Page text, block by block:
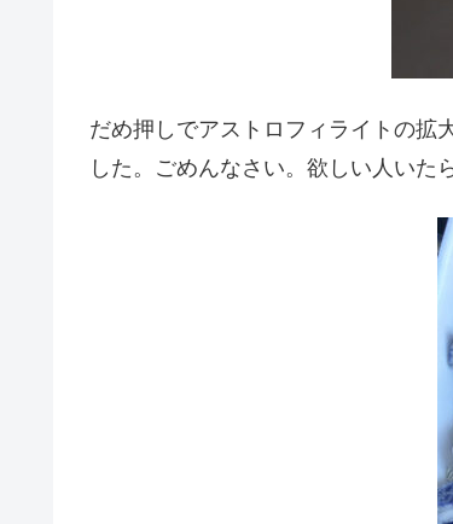
だめ押しでアストロフィライトの拡
した。ごめんなさい。欲しい人いた